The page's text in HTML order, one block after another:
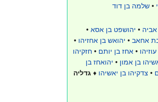
• שלמה בן דוד
• יהושפט בן אסא •
אחאב • יהואש בן אחזיהו •
• אחז בן יותם • חזקיהו
בן אמון • יהואחז בן
• צדקיהו בן יאשיהו ♦ גדליה